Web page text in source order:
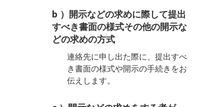
b ）開示などの求めに際して提出
すべき書面の様式その他の開示な
どの求めの方式
連絡先に申し出た際に、提出すべ
き書面の様式や開示の手続きをお
伝えします。